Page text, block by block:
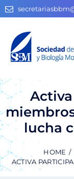
lucha
HOME
ACTIVA